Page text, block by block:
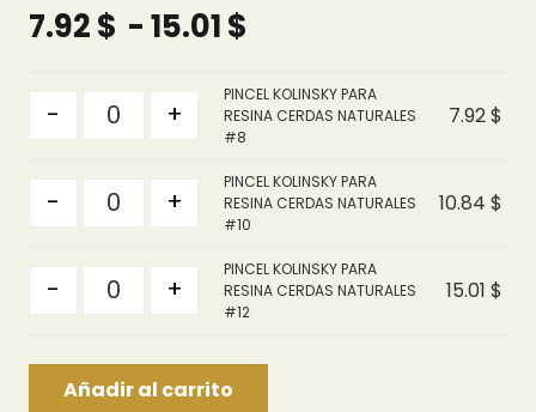
7.92$ -15.01$
precios:
desde
hasta
Quantity
- +
PINCEL KOLINSKY PARA
RESINA CERDAS NATURALES
#8
7.92$
Quantity
- +
PINCEL KOLINSKY PARA
RESINA CERDAS NATURALES
#10
10.84 $
Quantity
- +
PINCEL KOLINSKY PARA
RESINA CERDAS NATURALES
#12
15.01 $
Añadir al carrito